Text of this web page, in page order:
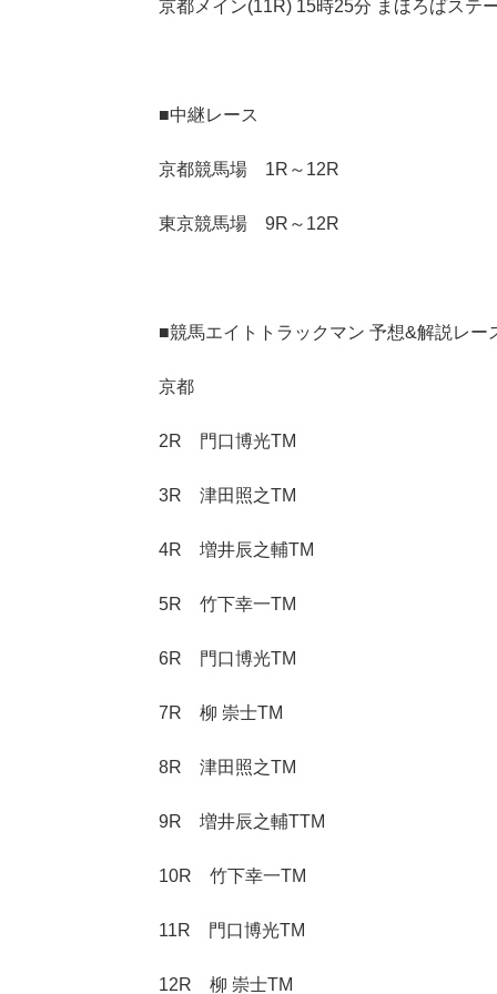
京都メイン(11R) 15時25分 まほろばステ
■中継レース
京都競馬場 1R～12R
東京競馬場 9R～12R
■競馬エイトトラックマン 予想&解説レー
京都
2R 門口博光TM
3R 津田照之TM
4R 増井辰之輔TM
5R 竹下幸一TM
6R 門口博光TM
7R 柳 崇士TM
8R 津田照之TM
9R 増井辰之輔TTM
10R 竹下幸一TM
11R 門口博光TM
12R 柳 崇士TM